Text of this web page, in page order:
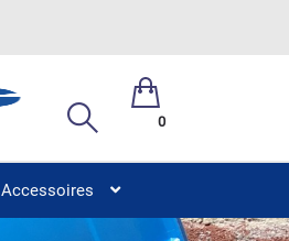
0
Accessoires